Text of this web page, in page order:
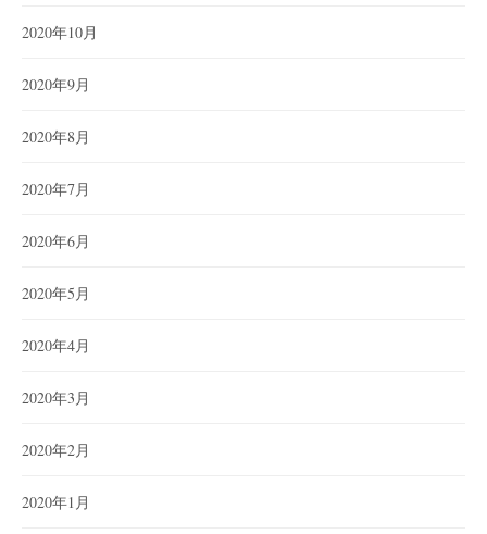
2020年10月
2020年9月
2020年8月
2020年7月
2020年6月
2020年5月
2020年4月
2020年3月
2020年2月
2020年1月